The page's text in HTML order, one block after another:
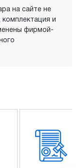
на сайте не
и
фирмой-